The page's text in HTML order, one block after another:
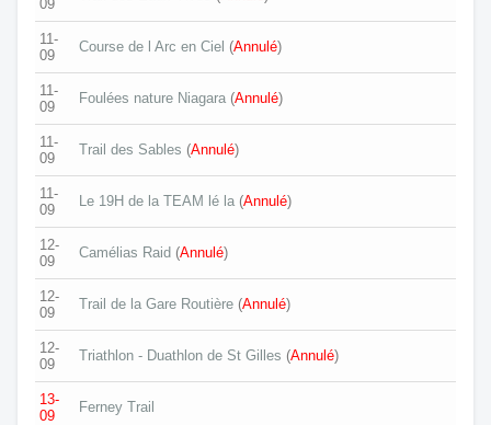
09
11-
09
Course de l Arc en Ciel (Annulé)
11-
09
Foulées nature Niagara (Annulé)
11-
09
Trail des Sables (Annulé)
11-
09
Le 19H de la TEAM lé la (Annulé)
12-
09
Camélias Raid (Annulé)
12-
09
Trail de la Gare Routière (Annulé)
12-
09
Triathlon - Duathlon de St Gilles (Annulé)
13-
09
Ferney Trail